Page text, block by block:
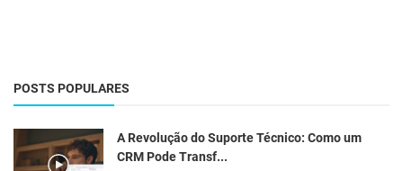
POSTS POPULARES
A Revolução do Suporte Técnico: Como um
CRM Pode Transf...